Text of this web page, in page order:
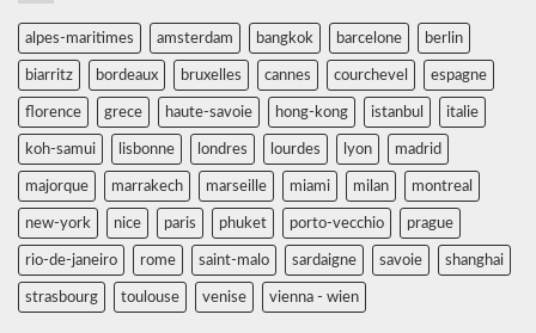
alpes-maritimes amsterdam bangkok barcelone berlin
biarritz bordeaux bruxelles cannes courchevel espagne
florence grece haute-savoie hong-kong istanbul italie
koh-samui lisbonne londres lourdes lyon madrid
majorque marrakech marseille miami milan montreal
new-york nice paris phuket porto-vecchio prague
rio-de-janeiro rome saint-malo sardaigne savoie shanghai
strasbourg toulouse venise vienna - wien